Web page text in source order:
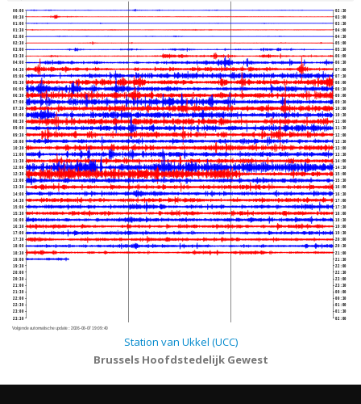
00:00
00:30
01:00
01:30
02:00
02:30
03:00
03:30
04:00
04:30
05:00
05:30
06:00
06:30
07:00
07:30
08:00
08:30
09:00
09:30
10:00
10:30
11:00
11:30
12:00
12:30
13:00
13:30
14:00
14:30
15:00
15:30
16:00
16:30
17:00
17:30
18:00
18:30
19:00
19:30
20:00
20:30
21:00
21:30
22:00
22:30
23:00
23:30
02:30
03:00
03:30
04:00
04:30
05:00
05:30
06:00
06:30
07:00
07:30
08:00
08:30
09:00
09:30
10:00
10:30
11:00
11:30
12:00
12:30
13:00
13:30
14:00
14:30
15:00
15:30
16:00
16:30
17:00
17:30
18:00
18:30
19:00
19:30
20:00
20:30
21:00
21:30
22:00
22:30
23:00
23:30
00:00
00:30
01:00
01:30
02:00
Volgende automatische update : 2026-08-07 19:09:40
Station van Ukkel (UCC)
Brussels Hoofdstedelijk Gewest